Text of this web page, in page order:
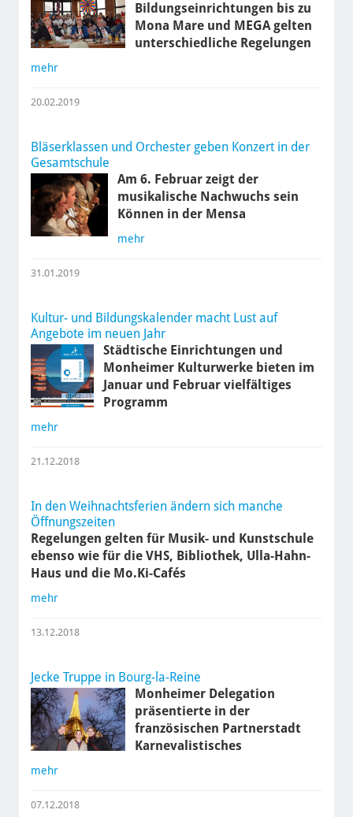
Bildungseinrichtungen bis zu
Mona Mare und MEGA gelten
unterschiedliche Regelungen
mehr
20.02.2019
Bläserklassen und Orchester geben Konzert in der
Gesamtschule
Am 6. Februar zeigt der
musikalische Nachwuchs sein
Können in der Mensa
mehr
31.01.2019
Kultur- und Bildungskalender macht Lust auf
Angebote im neuen Jahr
Städtische Einrichtungen und
Monheimer Kulturwerke bieten im
Januar und Februar vielfältiges
Programm
mehr
21.12.2018
In den Weihnachtsferien ändern sich manche
Öffnungszeiten
Regelungen gelten für Musik- und Kunstschule
ebenso wie für die VHS, Bibliothek, Ulla-Hahn-
Haus und die Mo.Ki-Cafés
mehr
13.12.2018
Jecke Truppe in Bourg-la-Reine
Monheimer Delegation
präsentierte in der
französischen Partnerstadt
Karnevalistisches
mehr
07.12.2018